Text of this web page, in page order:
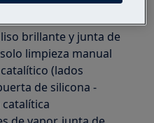
brillante y junta de
limpieza manual
(lados
de silicona -